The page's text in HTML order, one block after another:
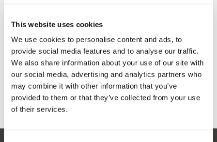
This website uses cookies
We use cookies to personalise content and ads, to
provide social media features and to analyse our traffic.
We also share information about your use of our site with
our social media, advertising and analytics partners who
may combine it with other information that you’ve
provided to them or that they’ve collected from your use
of their services.
1 Stuk Excl. btw
€46,74
Incl. btw
Toevoegen aan winkelwagen
Informatie